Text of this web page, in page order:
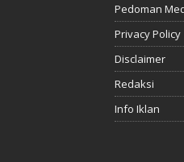
Pedoman
Privacy Policy
Disclaimer
Redaksi
Info Iklan